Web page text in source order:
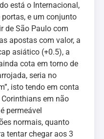
está o Internacional,
e um conjunto
de São Paulo com
apostas com valor, a
asiático (+0.5), a
cota em torno de
seria no
isto tendo em conta
em não
permeável
normais, quanto
tentar chegar aos 3